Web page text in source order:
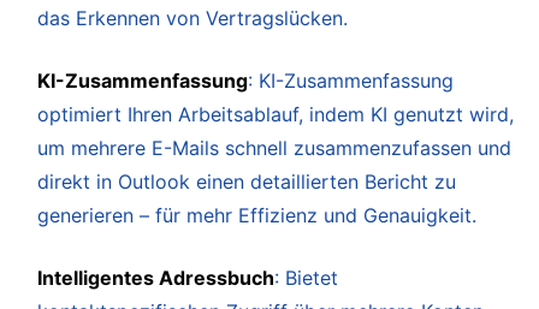
das Erkennen von Vertragslücken.
KI-Zusammenfassung: KI-Zusammenfassung
optimiert Ihren Arbeitsablauf, indem KI genutzt wird,
um mehrere E-Mails schnell zusammenzufassen und
direkt in Outlook einen detaillierten Bericht zu
generieren – für mehr Effizienz und Genauigkeit.
Intelligentes Adressbuch: Bietet